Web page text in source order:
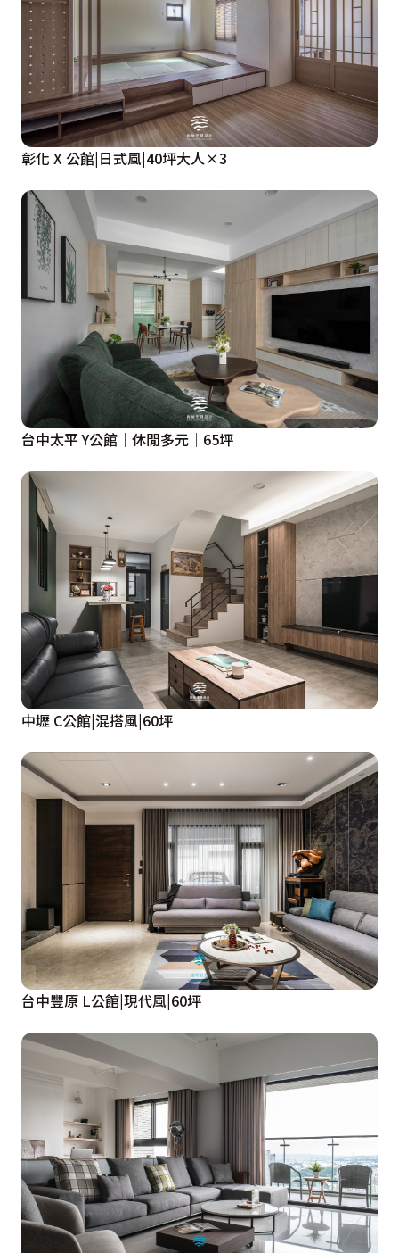
彰化 X 公館|日式風|40坪大人×3
台中太平 Y公館│休閒多元│65坪
中壢 C公館|混搭風|60坪
台中豐原 L公館|現代風|60坪